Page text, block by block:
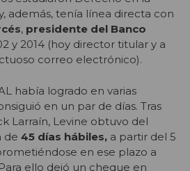
además, tenía línea directa con
, presidente del Banco
y 2014 (hoy director titular y a
correo electrónico).
había logrado en varias
en un par de días. Tras
Larraín, Levine obtuvo del
de 45 días hábiles, a partir del 5
en ese plazo a
ello dejó un cheque en